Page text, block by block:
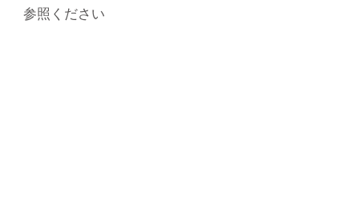
参照ください